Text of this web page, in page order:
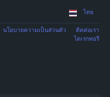
ไทย
นโยบายความเป็นส่วนตัว
ติดต่อเรา
ไดเรกทอรี